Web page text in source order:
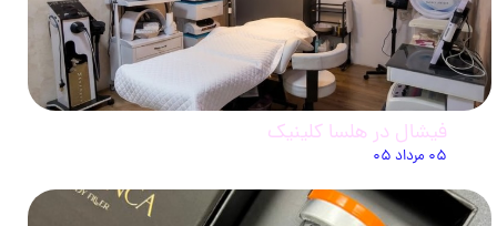
فیشال در هلسا کلینیک
۰۵ مرداد ۰۵